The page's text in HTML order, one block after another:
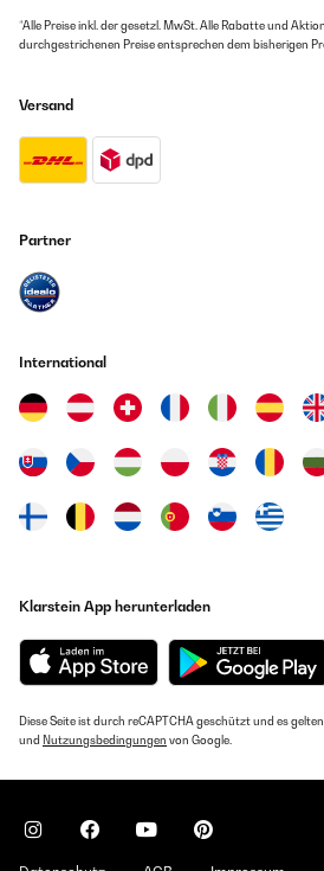
*Alle Preise inkl. der gesetzl. MwSt. Alle Rabatte und
durchgestrichenen Preise entsprechen dem bisherigen
Versand
Partner
International
Klarstein App herunterladen
Diese Seite ist durch reCAPTCHA geschützt und es
und Nutzungsbedingungen von Google.